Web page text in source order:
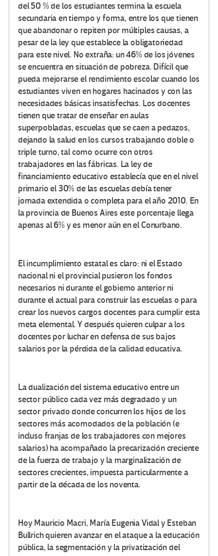
del 50 % de los estudiantes termina la escuela
secundaria en tiempo y forma, entre los que tienen
que abandonar o repiten por múltiples causas, a
pesar de la ley que establece la obligatoriedad
para este nivel. No extraña: un 46% de los jóvenes
se encuentra en situación de pobreza. Difícil que
pueda mejorarse el rendimiento escolar cuando los
estudiantes viven en hogares hacinados y con las
necesidades básicas insatisfechas. Los docentes
tienen que tratar de enseñar en aulas
superpobladas, escuelas que se caen a pedazos,
dejando la salud en los cursos trabajando doble o
triple turno, tal como ocurre con otros
trabajadores en las fábricas. La ley de
financiamiento educativo establecía que en el nivel
primario el 30% de las escuelas debía tener
jornada extendida o completa para el año 2010. En
la provincia de Buenos Aires este porcentaje llega
apenas al 6% y es menor aún en el Conurbano.
El incumplimiento estatal es claro: ni el Estado
nacional ni el provincial pusieron los fondos
necesarios ni durante el gobierno anterior ni
durante el actual para construir las escuelas o para
crear los nuevos cargos docentes para cumplir esta
meta elemental. Y después quieren culpar a los
docentes por luchar en defensa de sus bajos
salarios por la pérdida de la calidad educativa.
La dualización del sistema educativo entre un
sector público cada vez más degradado y un
sector privado donde concurren los hijos de los
sectores más acomodados de la población (e
incluso franjas de los trabajadores con mejores
salarios) ha acompañado la precarización creciente
de la fuerza de trabajo y la marginalización de
sectores crecientes, impuesta particularmente a
partir de la década de los noventa.
Hoy Mauricio Macri, María Eugenia Vidal y Esteban
Bullrich quieren avanzar en el ataque a la educación
pública, la segmentación y la privatización del